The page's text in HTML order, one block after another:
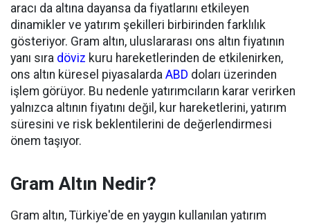
aracı da altına dayansa da fiyatlarını etkileyen
dinamikler ve yatırım şekilleri birbirinden farklılık
gösteriyor. Gram altın, uluslararası ons altın fiyatının
yanı sıra döviz kuru hareketlerinden de etkilenirken,
ons altın küresel piyasalarda ABD doları üzerinden
işlem görüyor. Bu nedenle yatırımcıların karar verirken
yalnızca altının fiyatını değil, kur hareketlerini, yatırım
süresini ve risk beklentilerini de değerlendirmesi
önem taşıyor.
Gram Altın Nedir?
Gram altın, Türkiye'de en yaygın kullanılan yatırım